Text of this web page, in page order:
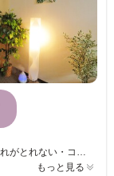
《ストレス解消に◆》《つらいコリや頭痛に◎》 疲れがとれない・コリがたまっている・むくみが気になる・・・そのようなお悩みに寄り添います◎ カラダの不調の原因を見極め、最適な施術をご提供します☆彡根本的な原因を追究して疲れを改善♪♪ 60分アロマの香りに癒されながら、毎日がんばっているあなたにご褒美を！ きっと満足していただけますので、お気軽にご来店くださいませ。
もっと見る